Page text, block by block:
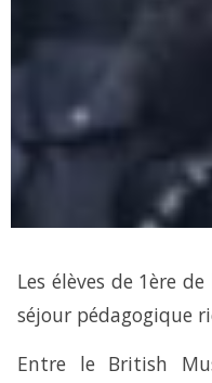
Les élèves de 1ère
séjour pédagogique
Entre le British